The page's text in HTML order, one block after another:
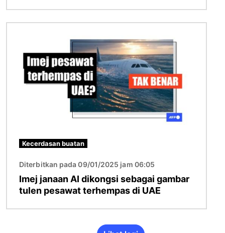
Kecerdasan buatan
Diterbitkan pada 09/01/2025 jam 06:05
Imej janaan AI dikongsi sebagai gambar
tulen pesawat terhempas di UAE